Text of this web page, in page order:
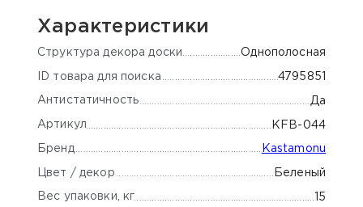
Характеристики
Cтруктура декора доски Однополосная
ID товара для поиска 4795851
Антистатичность Да
Артикул KFB-044
Бренд Kastamonu
Цвет / декор Беленый
Вес упаковки, кг 15